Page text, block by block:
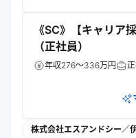
《SC》【キャリア
（正社員）
年収276～336万円
株式会社エスアンドシー／